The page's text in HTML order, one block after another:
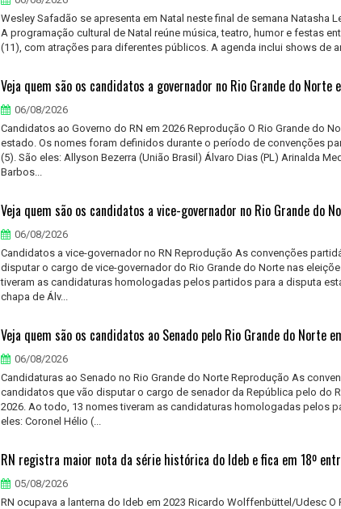
Wesley Safadão se apresenta em Natal neste final de semana Natasha
A programação cultural de Natal reúne música, teatro, humor e festas
(11), com atrações para diferentes públicos. A agenda inclui shows de
Veja quem são os candidatos a governador no Rio Grande do Norte
06/08/2026
Candidatos ao Governo do RN em 2026 Reprodução O Rio Grande do
estado. Os nomes foram definidos durante o período de convenções
(5). São eles: Allyson Bezerra (União Brasil) Álvaro Dias (PL) Arinalda
Barbos...
Veja quem são os candidatos a vice-governador no Rio Grande do
06/08/2026
Candidatos a vice-governador no RN Reprodução As convenções
disputar o cargo de vice-governador do Rio Grande do Norte nas
tiveram as candidaturas homologadas pelos partidos para a disputa
chapa de Álv...
Veja quem são os candidatos ao Senado pelo Rio Grande do Norte
06/08/2026
Candidaturas ao Senado no Rio Grande do Norte Reprodução As
candidatos que vão disputar o cargo de senador da República pelo do
2026. Ao todo, 13 nomes tiveram as candidaturas homologadas pelos
eles: Coronel Hélio (...
RN registra maior nota da série histórica do Ideb e fica em 18º
05/08/2026
RN ocupava a lanterna do Ideb em 2023 Ricardo Wolffenbüttel/Udesc O